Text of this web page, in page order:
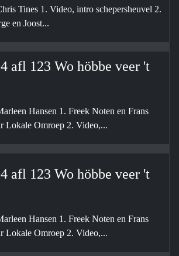
Tines 1. Video, intro schepersheuvel 2.
en Joost...
afl 123 Wo höbbe veer 't
Hansen 1. Freek Noten en Frans
Lokale Omroep 2. Video,...
afl 123 Wo höbbe veer 't
Hansen 1. Freek Noten en Frans
Lokale Omroep 2. Video,...